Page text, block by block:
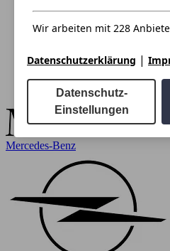
Mercedes-Benz
Wir arbeiten mit 228
Datenschutzerklärung |
Datenschutz-
Einstellungen